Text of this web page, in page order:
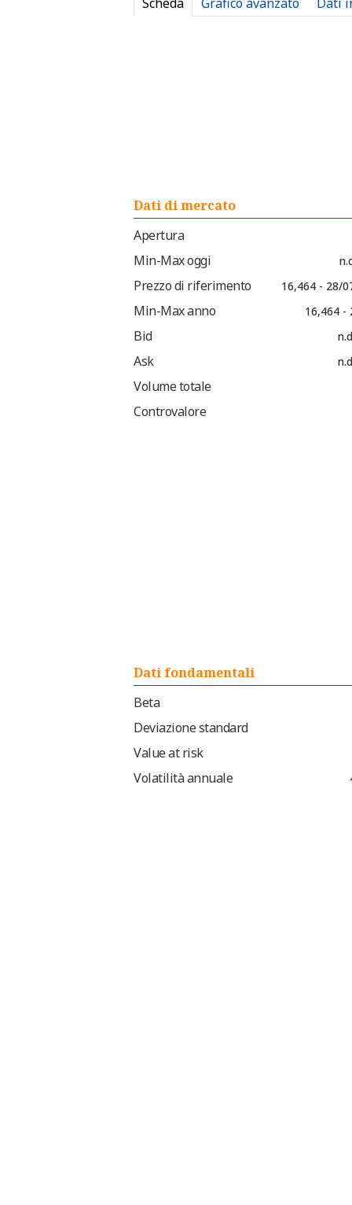
Dati di mercato
Apertura
Min-Max oggi
Prezzo di riferimento 16,464 - 28/
Min-Max anno 16,464 -
Bid
Ask
Volume totale
Controvalore
Dati fondamentali
Beta
Deviazione standard
Value at risk
Volatilità annuale